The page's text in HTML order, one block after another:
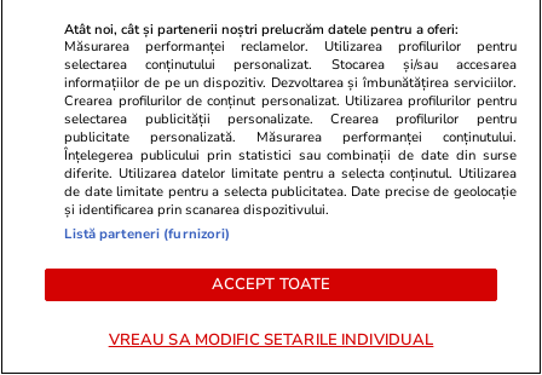
Advertorial
Smart is the new chic: Cum ne
ajută tehnologia să ne reinventăm
Advertorial
Înscrie-te
voucher de
PARTENERI
Atât noi, cât și partenerii noștri prelucrăm datele pentru a oferi:
Măsurarea performanței reclamelor. Utilizarea profilurilor pentru
selectarea conținutului personalizat. Stocarea și/sau accesarea
informațiilor de pe un dispozitiv. Dezvoltarea și îmbunătățirea serviciilor.
Crearea profilurilor de conținut personalizat. Utilizarea profilurilor pentru
selectarea publicității personalizate. Crearea profilurilor pentru
publicitate personalizată. Măsurarea performanței conținutului.
Înțelegerea publicului prin statistici sau combinații de date din surse
diferite. Utilizarea datelor limitate pentru a selecta conținutul. Utilizarea
de date limitate pentru a selecta publicitatea. Date precise de geolocație
și identificarea prin scanarea dispozitivului.
Listă parteneri (furnizori)
ACCEPT TOATE
VREAU SA MODIFIC SETARILE INDIVIDUAL